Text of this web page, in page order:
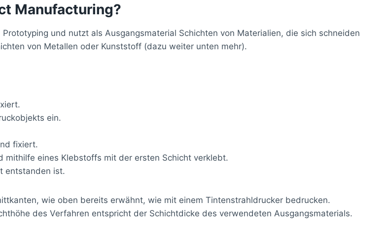
Manufacturing?
und nutzt als Ausgangsmaterial Schichten von Materialien, die sich schneiden
von Metallen oder Kunststoff (dazu weiter unten mehr).
ein.
fixiert.
eines Klebstoffs mit der ersten Schicht verklebt.
entstanden ist.
wie oben bereits erwähnt, wie mit einem Tintenstrahldrucker bedrucken.
des Verfahren entspricht der Schichtdicke des verwendeten Ausgangsmaterials.